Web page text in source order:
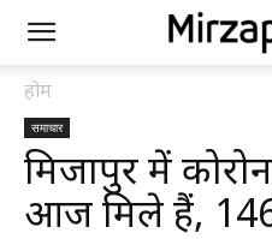
होम
समाचार
मिर्जापुर में
आज मिले हैं,